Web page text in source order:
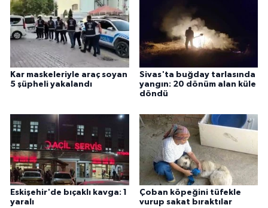
Kar maskeleriyle araç soyan
5 şüpheli yakalandı
Sivas'ta buğday tarlasında
yangın: 20 dönüm alan küle
döndü
Eskişehir'de bıçaklı kavga: 1
yaralı
Çoban köpeğini tüfekle
vurup sakat bıraktılar